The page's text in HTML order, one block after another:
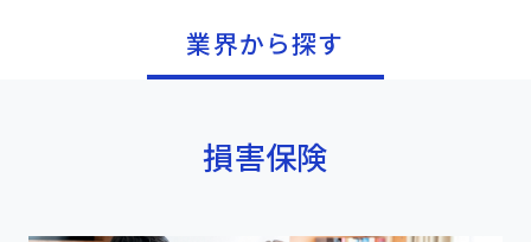
業界から探す
損害保険